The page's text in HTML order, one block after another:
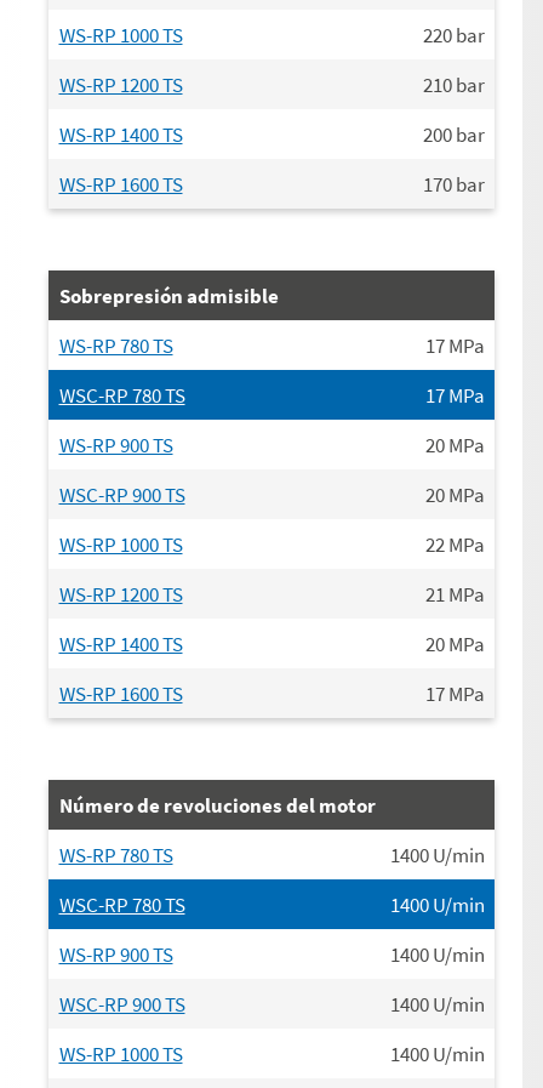
WS-RP 1000 TS 220bar
WS-RP 1200 TS
210bar
WS-RP 1400 TS
200bar
WS-RP 1600 TS
170bar
Sobrepresión admisible
WS-RP 780 TS
17MPa
WSC-RP 780 TS
17MPa
WS-RP 900 TS
20MPa
WSC-RP 900 TS
20MPa
WS-RP 1000 TS
22MPa
WS-RP 1200 TS
21MPa
WS-RP 1400 TS
20MPa
WS-RP 1600 TS
17MPa
Número de revoluciones del motor
WS-RP 780 TS
1400U/min
WSC-RP 780 TS
1400U/min
WS-RP 900 TS
1400U/min
WSC-RP 900 TS
1400U/min
WS-RP 1000 TS
1400U/min